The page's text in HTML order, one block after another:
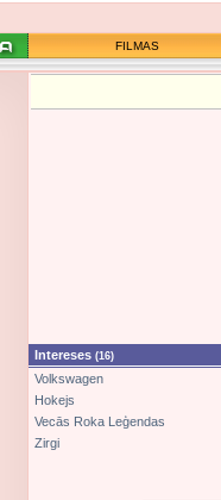
FILMAS
Intereses (16)
Volkswagen
Hokejs
Vecās Roka Leģendas
Zirgi